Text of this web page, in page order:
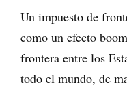
Un impuesto de
como un efecto
frontera entre los
todo el mundo, de